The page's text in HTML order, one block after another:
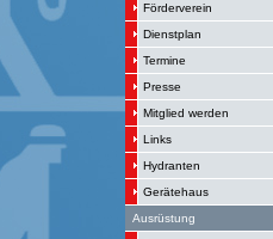
Förderverein
Dienstplan
Termine
Presse
Mitglied werden
Links
Hydranten
Gerätehaus
Ausrüstung